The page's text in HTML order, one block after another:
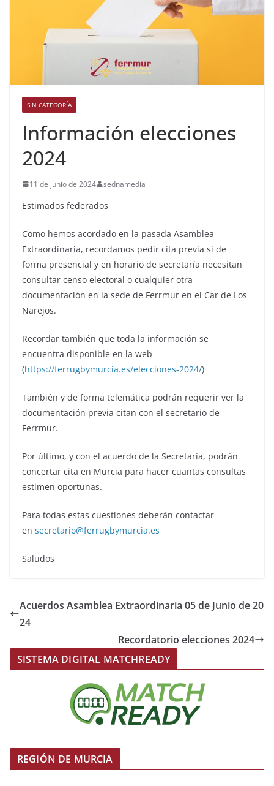
SIN CATEGORÍA
Información elecciones
2024
11 de junio de 2024 sednamedia
Estimados federados
Como hemos acordado en la pasada Asamblea
Extraordinaria, recordamos pedir cita previa sí de
forma presencial y en horario de secretaría necesitan
consultar censo electoral o cualquier otra
documentación en la sede de Ferrmur en el Car de Los
Narejos.
Recordar también que toda la información se
encuentra disponible en la web
(https://ferrugbymurcia.es/elecciones-2024/)
También y de forma telemática podrán requerir ver la
documentación previa citan con el secretario de
Ferrmur.
Por último, y con el acuerdo de la Secretaría, podrán
concertar cita en Murcia para hacer cuantas consultas
estimen oportunas.
Para todas estas cuestiones deberán contactar
en secretario@ferrugbymurcia.es
Saludos
Acuerdos Asamblea Extraordinaria 05 de Junio de 20
24
Recordatorio elecciones 2024
SISTEMA DIGITAL MATCHREADY
REGIÓN DE MURCIA